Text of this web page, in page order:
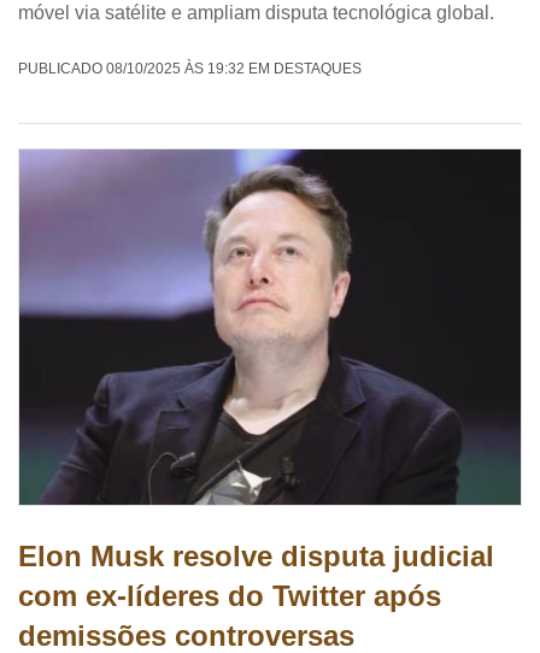
móvel via satélite e ampliam disputa tecnológica global.
PUBLICADO 08/10/2025 ÀS 19:32 EM DESTAQUES
Elon Musk resolve disputa judicial
com ex-líderes do Twitter após
demissões controversas